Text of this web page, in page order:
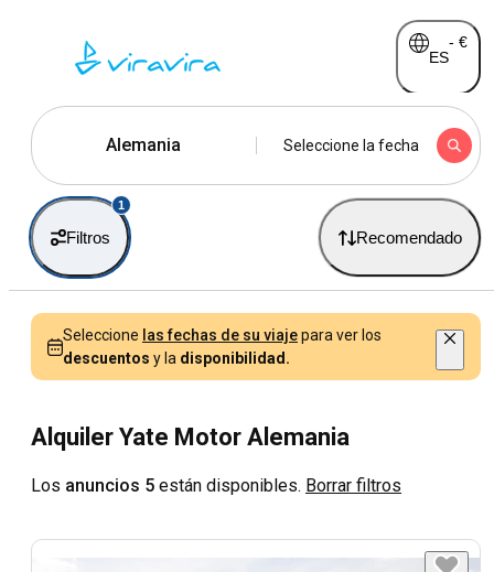
ES
- €
Alemania Seleccione la fecha
Filtros
1
Recomendado
Seleccione las fechas de su viajepara ver los
descuentos y la disponibilidad.
Alquiler Yate Motor Alemania
Los anuncios 5 están disponibles. Borrar filtros